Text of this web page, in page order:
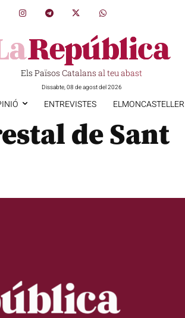
Els Països Catalans al teu abast
Dissabte, 08 de agost del 2026
ENTREVISTES ELMONCASTELLER
de Sant